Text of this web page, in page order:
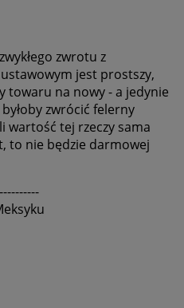
zwrotu z
jest prostszy,
towaru na nowy - a jedynie
zwrócić felerny
wartość tej rzeczy sama
to nie będzie darmowej